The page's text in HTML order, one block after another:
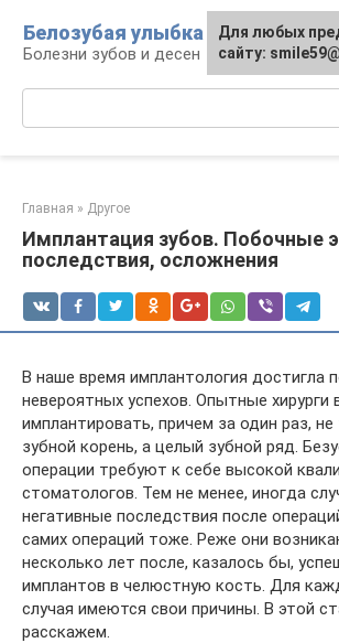
контенту
Белозубая улыбка
Болезни зубов и десен
Главная » Другое
Имплантация зубов. Побочные
последствия, осложнения
В наше время имплантология достигла
невероятных успехов. Опытные хирурги
имплантировать, причем за один раз,
зубной корень, а целый зубной ряд.
операции требуют к себе высокой
стоматологов. Тем не менее, иногда
негативные последствия после
самих операций тоже. Реже они
несколько лет после, казалось бы,
имплантов в челюстную кость. Для
случая имеются свои причины. В этой
расскажем.
Для любых
сайту: